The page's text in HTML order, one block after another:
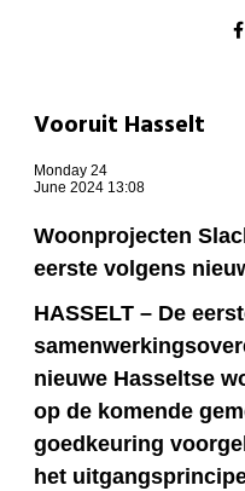
Vooruit Hasselt
Monday 24
June 2024 13:08
Woonprojecten
eerste volgens
HASSELT – De
nieuwe Hasseltse
op de komende
goedkeuring
het